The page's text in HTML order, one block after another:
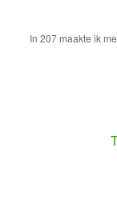
In 207 maakte ik